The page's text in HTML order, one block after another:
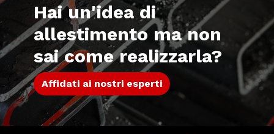
Hai un'idea di
allestimento ma non
sai come realizzarla?
Affidati ai nostri esperti